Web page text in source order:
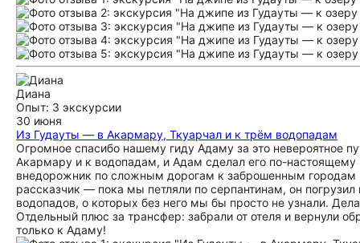
Диана
Опыт: 3 экскурсии
30 июня
Из Гудауты — в Акармару, Ткуарчал и к трём водопадам
Огромное спасибо нашему гиду Адаму за это невероятное
Акармару и к водопадам, и Адам сделал его по-
внедорожник по сложным дорогам к заброшенным
рассказчик — пока мы петляли по серпантинам, он
водопадов, о которых без него мы бы просто не узнали.
Отдельный плюс за трансфер: забрали от отеля и вернули
только к Адаму!